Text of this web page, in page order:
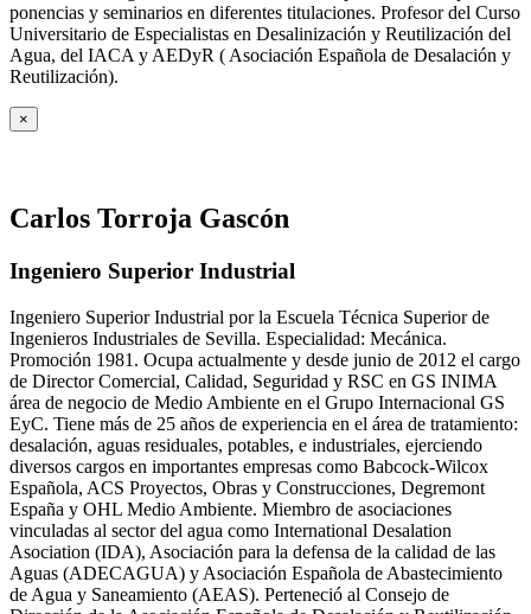
ponencias y seminarios en diferentes titulaciones. Profesor del Curso
Universitario de Especialistas en Desalinización y Reutilización del
Agua, del IACA y AEDyR ( Asociación Española de Desalación y
Reutilización).
×
Carlos Torroja Gascón
Ingeniero Superior Industrial
Ingeniero Superior Industrial por la Escuela Técnica Superior de
Ingenieros Industriales de Sevilla. Especialidad: Mecánica.
Promoción 1981. Ocupa actualmente y desde junio de 2012 el cargo
de Director Comercial, Calidad, Seguridad y RSC en GS INIMA
área de negocio de Medio Ambiente en el Grupo Internacional GS
EyC. Tiene más de 25 años de experiencia en el área de tratamiento:
desalación, aguas residuales, potables, e industriales, ejerciendo
diversos cargos en importantes empresas como Babcock-Wilcox
Española, ACS Proyectos, Obras y Construcciones, Degremont
España y OHL Medio Ambiente. Miembro de asociaciones
vinculadas al sector del agua como International Desalation
Asociation (IDA), Asociación para la defensa de la calidad de las
Aguas (ADECAGUA) y Asociación Española de Abastecimiento
de Agua y Saneamiento (AEAS). Perteneció al Consejo de